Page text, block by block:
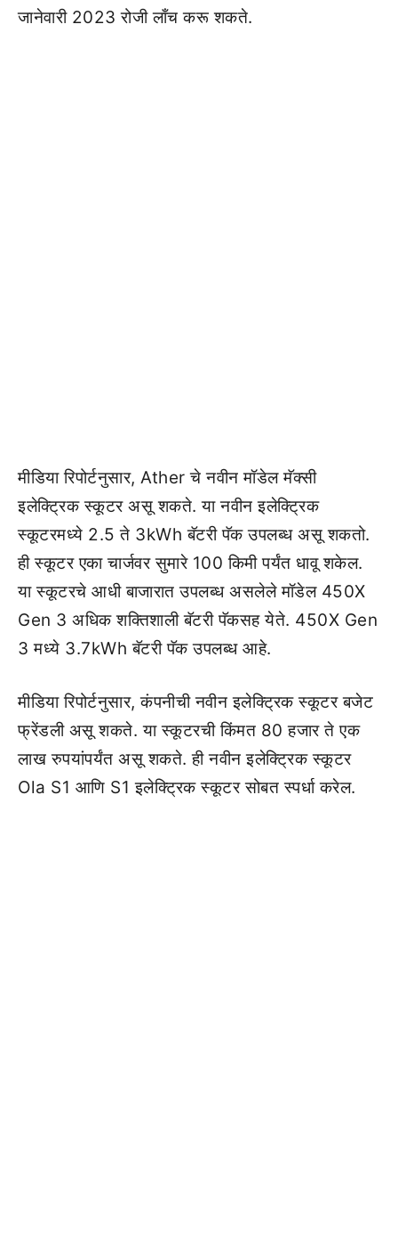
जानेवारी 2023 रोजी लाँच करू शकते.
मीडिया रिपोर्टनुसार, Ather चे नवीन मॉडेल मॅक्सी
इलेक्ट्रिक स्कूटर असू शकते. या नवीन इलेक्ट्रिक
स्कूटरमध्ये 2.5 ते 3kWh बॅटरी पॅक उपलब्ध असू शकतो.
ही स्कूटर एका चार्जवर सुमारे 100 किमी पर्यंत धावू शकेल.
या स्कूटरचे आधी बाजारात उपलब्ध असलेले मॉडेल 450X
Gen 3 अधिक शक्तिशाली बॅटरी पॅकसह येते. 450X Gen
3 मध्ये 3.7kWh बॅटरी पॅक उपलब्ध आहे.
मीडिया रिपोर्टनुसार, कंपनीची नवीन इलेक्ट्रिक स्कूटर बजेट
फ्रेंडली असू शकते. या स्कूटरची किंमत 80 हजार ते एक
लाख रुपयांपर्यंत असू शकते. ही नवीन इलेक्ट्रिक स्कूटर
Ola S1 आणि S1 इलेक्ट्रिक स्कूटर सोबत स्पर्धा करेल.